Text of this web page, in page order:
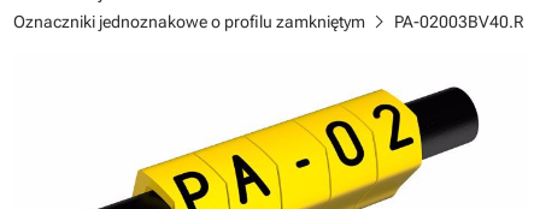
Oznaczniki jednoznakowe o profilu zamkniętym chevron_right PA-02003BV40.R